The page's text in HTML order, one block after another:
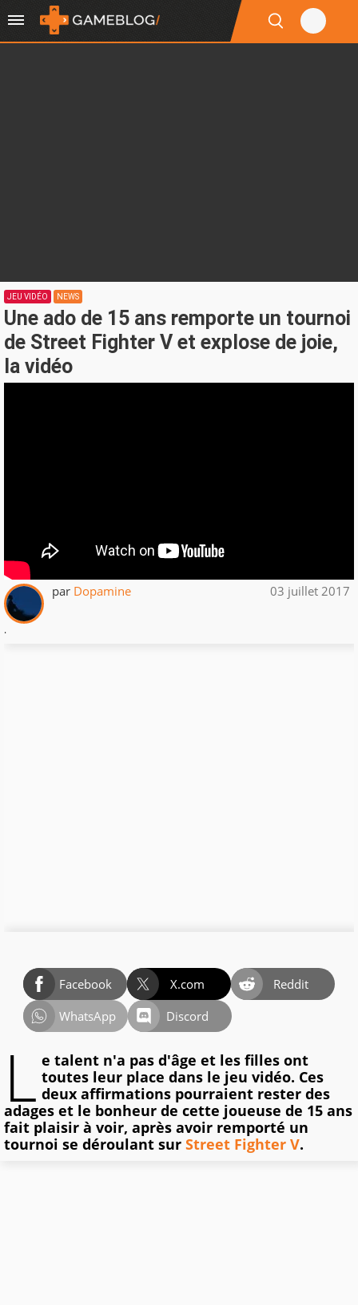
JEU VIDÉO NEWS
Une ado de 15 ans remporte un tournoi
de Street Fighter V et explose de joie,
la vidéo
par Dopamine 03 juillet 2017
.
Facebook X.com
Reddit
WhatsApp
Discord
L e talent n'a pas d'âge et les filles ont
toutes leur place dans le jeu vidéo. Ces
deux affirmations pourraient rester des
adages et le bonheur de cette joueuse de 15 ans
fait plaisir à voir, après avoir remporté un
tournoi se déroulant sur Street Fighter V.